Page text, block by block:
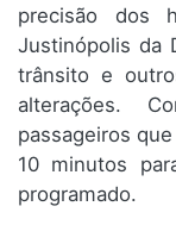
precisão dos
Justinópolis da
trânsito e
alterações.
passageiros
10 minutos
programado.